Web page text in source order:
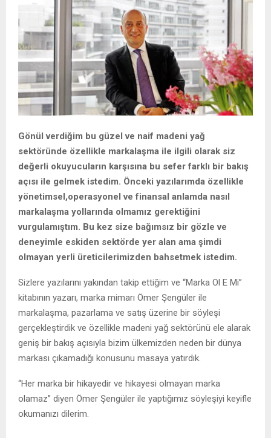
Gönül verdiğim bu güzel ve naif madeni yağ
sektöründe özellikle markalaşma ile ilgili olarak siz
değerli okuyucuların karşısına bu sefer farklı bir bakış
açısı ile gelmek istedim. Önceki yazılarımda özellikle
yönetimsel,operasyonel ve finansal anlamda nasıl
markalaşma yollarında olmamız gerektiğini
vurgulamıştım. Bu kez size bağımsız bir gözle ve
deneyimle eskiden sektörde yer alan ama şimdi
olmayan yerli üreticilerimizden bahsetmek istedim.
Sizlere yazılarını yakından takip ettiğim ve “Marka Ol E Mi”
kitabının yazarı, marka mimarı Ömer Şengüler ile
markalaşma, pazarlama ve satış üzerine bir söyleşi
gerçekleştirdik ve özellikle madeni yağ sektörünü ele alarak
geniş bir bakış açısıyla bizim ülkemizden neden bir dünya
markası çıkamadığı konusunu masaya yatırdık.
“Her marka bir hikayedir ve hikayesi olmayan marka
olamaz” diyen Ömer Şengüler ile yaptığımız söyleşiyi keyifle
okumanızı dilerim.